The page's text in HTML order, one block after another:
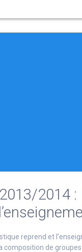
2014 :
reprend et
composition de groupes